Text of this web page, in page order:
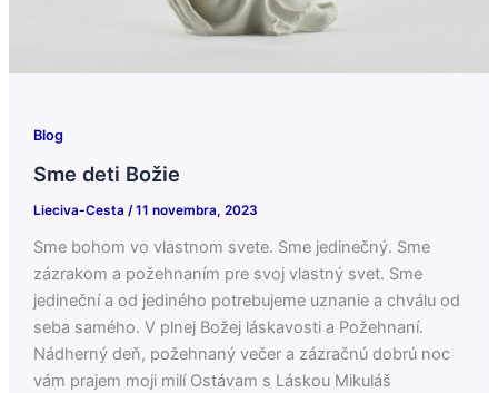
Blog
Sme deti Božie
Lieciva-Cesta /11 novembra, 2023
Sme bohom vo vlastnom svete. Sme jedinečný. Sme
zázrakom a požehnaním pre svoj vlastný svet. Sme
jedineční a od jediného potrebujeme uznanie a chválu od
seba samého. V plnej Božej láskavosti a Požehnaní.
Nádherný deň, požehnaný večer a zázračnú dobrú noc
vám prajem moji milí Ostávam s Láskou Mikuláš